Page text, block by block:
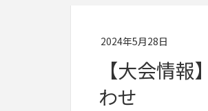
2024年5月28日
【大会情
わせ